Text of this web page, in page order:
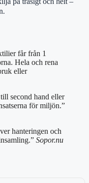
får från 1
Hela och rena
eller
second hand eller
för miljön.”
hanteringen och
Sopor.nu